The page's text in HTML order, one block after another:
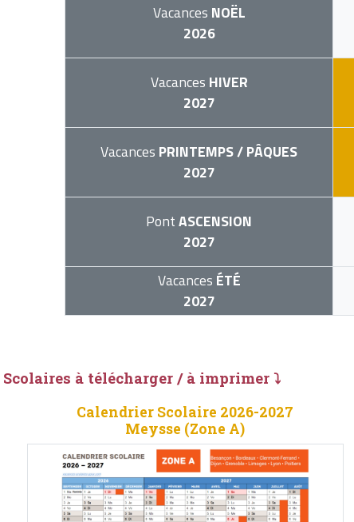
Vacances NOËL
2026
Vacances HIVER
2027
Vacances PRINTEMPS / PÂQUES
2027
PontASCENSION
2027
Vacances ÉTÉ
2027
à télécharger / à imprimer ⤵
Calendrier Scolaire 2026-2027
Meysse (Zone A)